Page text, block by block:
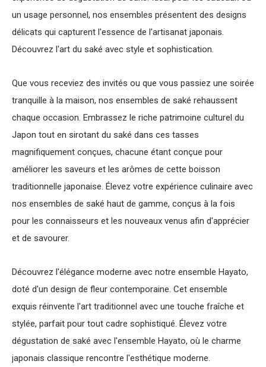
un usage personnel, nos ensembles présentent des designs
délicats qui capturent l'essence de l'artisanat japonais.
Découvrez l'art du saké avec style et sophistication.
Que vous receviez des invités ou que vous passiez une soirée
tranquille à la maison, nos ensembles de saké rehaussent
chaque occasion. Embrassez le riche patrimoine culturel du
Japon tout en sirotant du saké dans ces tasses
magnifiquement conçues, chacune étant conçue pour
améliorer les saveurs et les arômes de cette boisson
traditionnelle japonaise. Élevez votre expérience culinaire avec
nos ensembles de saké haut de gamme, conçus à la fois
pour les connaisseurs et les nouveaux venus afin d'apprécier
et de savourer.
Découvrez l'élégance moderne avec notre ensemble Hayato,
doté d'un design de fleur contemporaine. Cet ensemble
exquis réinvente l'art traditionnel avec une touche fraîche et
stylée, parfait pour tout cadre sophistiqué. Élevez votre
dégustation de saké avec l'ensemble Hayato, où le charme
japonais classique rencontre l'esthétique moderne.